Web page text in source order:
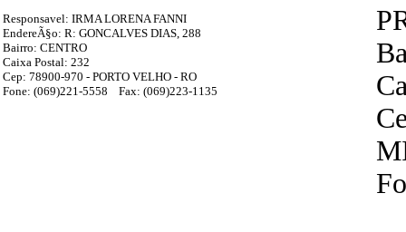
Responsavel: IRMA LORENA FANNI
EndereÃ§o: R: GONCALVES DIAS, 288
Bairro: CENTRO
Caixa Postal: 232
Cep: 78900-970 - PORTO VELHO - RO
Fone: (069)221-5558 Fax: (069)223-1135